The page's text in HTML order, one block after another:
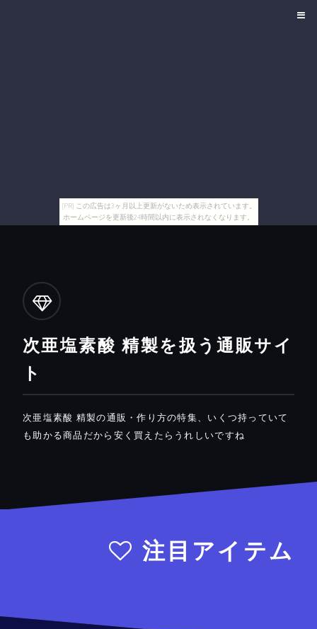
[PR] この広告は3ヶ月以上更新がないため表示されています。
ホームページを更新後24時間以内に表示されなくなります。
次亜塩素酸 精製を扱う通販サイ
ト
次亜塩素酸 精製の通販・作り方の特集、いくつ持っていて
も助かる商品だから安く買えたらうれしいですね
注目アイテム